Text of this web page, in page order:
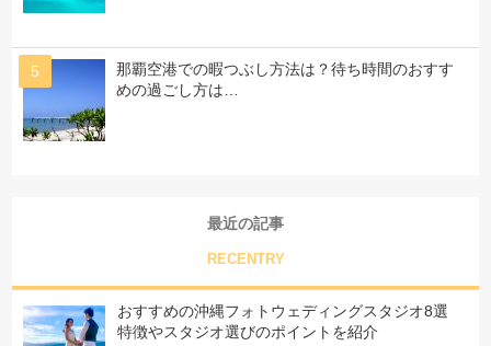
那覇空港での暇つぶし方法は？待ち時間のおすす
めの過ごし方は…
最近の記事
RECENTRY
おすすめの沖縄フォトウェディングスタジオ8選
特徴やスタジオ選びのポイントを紹介